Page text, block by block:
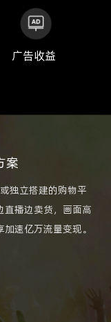
广告收益
案
独立搭建的购物平
直播边卖货，画面高
速亿万流量变现。